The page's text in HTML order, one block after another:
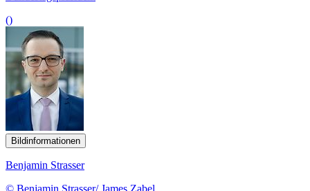
()
Bildinformationen
Benjamin Strasser
© Benjamin Strasser/ James Zabel